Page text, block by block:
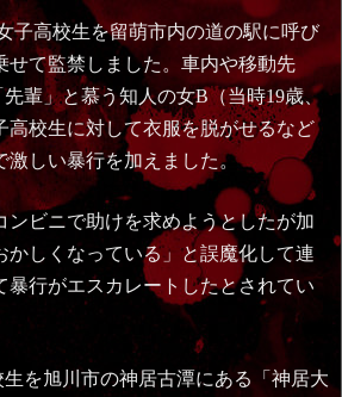
子高校生を留萌市内の道の駅に呼び
せて監禁しました。車内や移動先
輩」と慕う知人の女B（当時19歳、
高校生に対して衣服を脱がせるなど
激しい暴行を加えました。
ンビニで助けを求めようとしたが加
かしくなっている」と誤魔化して連
暴行がエスカレートしたとされてい
を旭川市の神居古潭にある「神居大